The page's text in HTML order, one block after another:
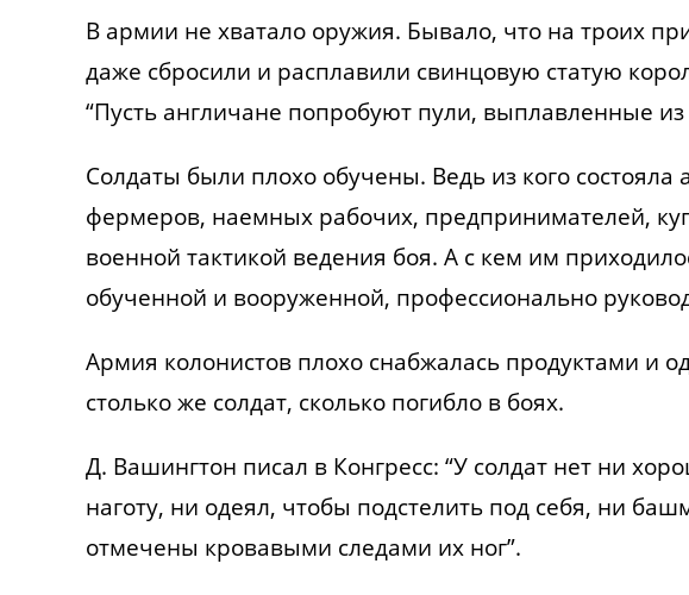
В армии не хватало оружия. Бывало, что на троих
даже сбросили и расплавили свинцовую статую
“Пусть англичане попробуют пули, выплавленные из
Солдаты были плохо обучены. Ведь из кого состояла
фермеров, наемных рабочих, предпринимателей,
военной тактикой ведения боя. А с кем им
обученной и вооруженной, профессионально
Армия колонистов плохо снабжалась продуктами и
столько же солдат, сколько погибло в боях.
Д. Вашингтон писал в Конгресс: “У солдат нет ни
наготу, ни одеял, чтобы подстелить под себя, ни
отмечены кровавыми следами их ног”.